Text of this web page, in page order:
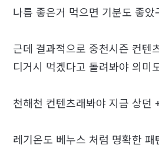
나름 좋은거 먹으면 기분도 좋았
근데 결과적으로 중천시즌 컨텐
디거시 먹겠다고 돌려봐야 의미
천해천 컨텐츠래봐야 지금 상던
레기온도 베누스 처럼 명확한